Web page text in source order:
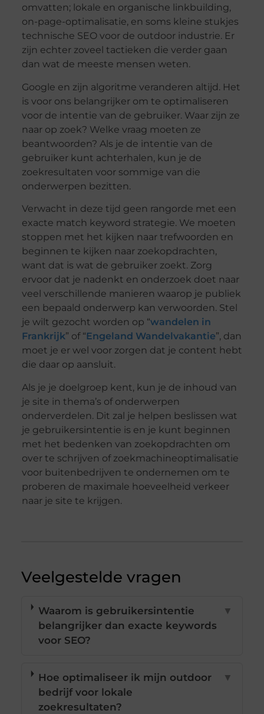
omvatten; lokale en organische linkbuilding,
on-page-optimalisatie, en soms kleine stukjes
technische SEO voor de outdoor industrie. Er
zijn echter zoveel tactieken die verder gaan
dan wat de meeste mensen weten.
Google en zijn algoritme veranderen altijd. Het
is voor ons belangrijker om te optimaliseren
voor de intentie van de gebruiker. Waar zijn ze
naar op zoek? Welke vraag moeten ze
beantwoorden? Als je de intentie van de
gebruiker kunt achterhalen, kun je de
zoekresultaten voor sommige van die
onderwerpen bezitten.
Verwacht in deze tijd geen rangorde met een
exacte match keyword strategie. We moeten
stoppen met het kijken naar trefwoorden en
beginnen te kijken naar zoekopdrachten,
want dat is wat de gebruiker zoekt. Zorg
ervoor dat je nadenkt en onderzoek doet naar
veel verschillende manieren waarop je publiek
een bepaald onderwerp kan verwoorden. Stel
je wilt gezocht worden op “wandelen in
Frankrijk” of “Engeland Wandelvakantie”, dan
moet je er wel voor zorgen dat je content hebt
die daar op aansluit.
Als je je doelgroep kent, kun je de inhoud van
je site in thema’s of onderwerpen
onderverdelen. Dit zal je helpen beslissen wat
je gebruikersintentie is en je kunt beginnen
met het bedenken van zoekopdrachten om
over te schrijven of zoekmachineoptimalisatie
voor buitenbedrijven te ondernemen om te
proberen de maximale hoeveelheid verkeer
naar je site te krijgen.
Veelgestelde vragen
Waarom is gebruikersintentie
belangrijker dan exacte keywords
voor SEO?
▼
Hoe optimaliseer ik mijn outdoor
bedrijf voor lokale
zoekresultaten?
▼